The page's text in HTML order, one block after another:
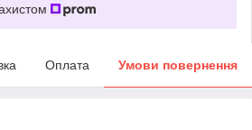
Оплата Умови повернення